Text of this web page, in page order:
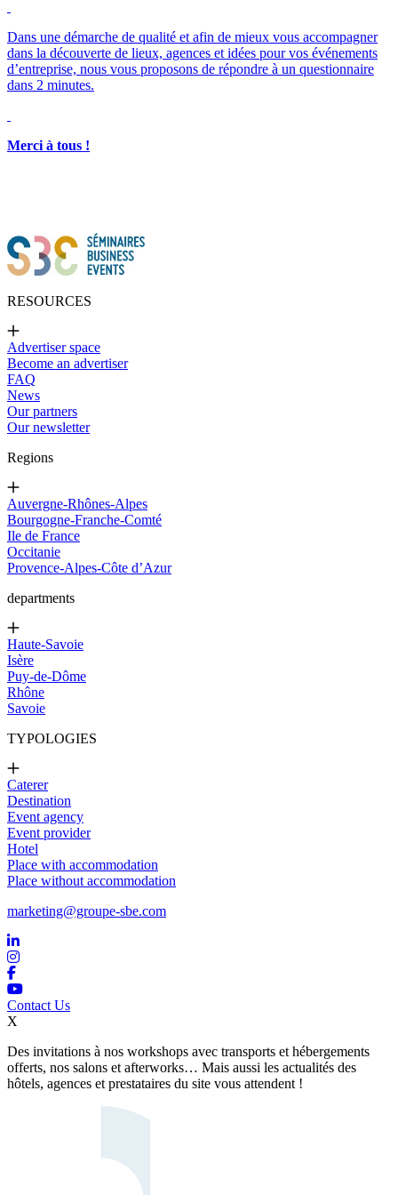
Merci à tous !
RESOURCES
Advertiser space
Become an advertiser
FAQ
News
Our partners
Our newsletter
Regions
Auvergne-Rhônes-Alpes
Bourgogne-Franche-Comté
Ile de France
Occitanie
Provence-Alpes-Côte d’Azur
departments
Haute-Savoie
Isère
Puy-de-Dôme
Rhône
Savoie
TYPOLOGIES
Caterer
Destination
Event agency
Event provider
Hotel
Place with accommodation
Place without accommodation
marketing@groupe-sbe.com
Contact Us
X
Des invitations à nos workshops avec transports et hébergements
offerts, nos salons et afterworks… Mais aussi les actualités des
hôtels, agences et prestataires du site vous attendent !